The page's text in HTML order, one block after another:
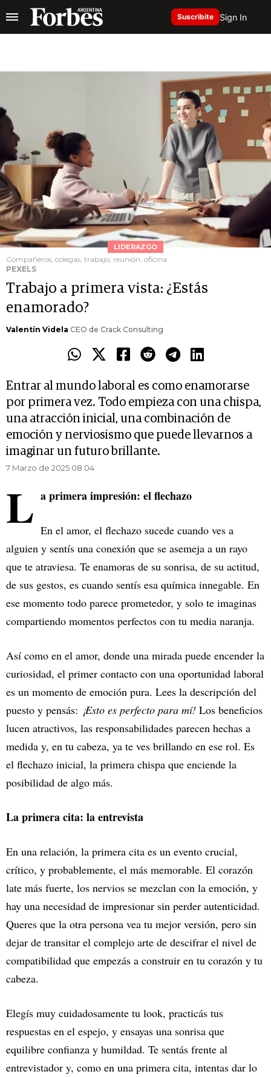
Suscribite Sign In
LIDERAZGO
Compañeros, colegas, trabajo, reunión, oficina
PEXELS
Trabajo a primera vista: ¿Estás
enamorado?
Valentín Videla CEO de Crack Consulting
Entrar al mundo laboral es como enamorarse
por primera vez. Todo empieza con una chispa,
una atracción inicial, una combinación de
emoción y nerviosismo que puede llevarnos a
imaginar un futuro brillante.
7 Marzo de 2025 08.04
L a primera impresión: el flechazo
En el amor, el flechazo sucede cuando ves a
alguien y sentís una conexión que se asemeja a un rayo
que te atraviesa. Te enamoras de su sonrisa, de su actitud,
de sus gestos, es cuando sentís esa química innegable. En
ese momento todo parece prometedor, y solo te imaginas
compartiendo momentos perfectos con tu media naranja.
Así como en el amor, donde una mirada puede encender la
curiosidad, el primer contacto con una oportunidad laboral
es un momento de emoción pura. Lees la descripción del
puesto y pensás: ¡Esto es perfecto para mí! Los beneficios
lucen atractivos, las responsabilidades parecen hechas a
medida y, en tu cabeza, ya te ves brillando en ese rol. Es
el flechazo inicial, la primera chispa que enciende la
posibilidad de algo más.
La primera cita: la entrevista
En una relación, la primera cita es un evento crucial,
crítico, y probablemente, el más memorable. El corazón
late más fuerte, los nervios se mezclan con la emoción, y
hay una necesidad de impresionar sin perder autenticidad.
Queres que la otra persona vea tu mejor versión, pero sin
dejar de transitar el complejo arte de descifrar el nivel de
compatibilidad que empezás a construir en tu corazón y tu
cabeza.
Elegís muy cuidadosamente tu look, practicás tus
respuestas en el espejo, y ensayas una sonrisa que
equilibre confianza y humildad. Te sentás frente al
entrevistador y, como en una primera cita, intentas dar lo